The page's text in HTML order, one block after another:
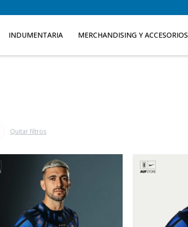
INDUMENTARIA MERCHANDISING Y ACCESORIOS
Quitar filtros